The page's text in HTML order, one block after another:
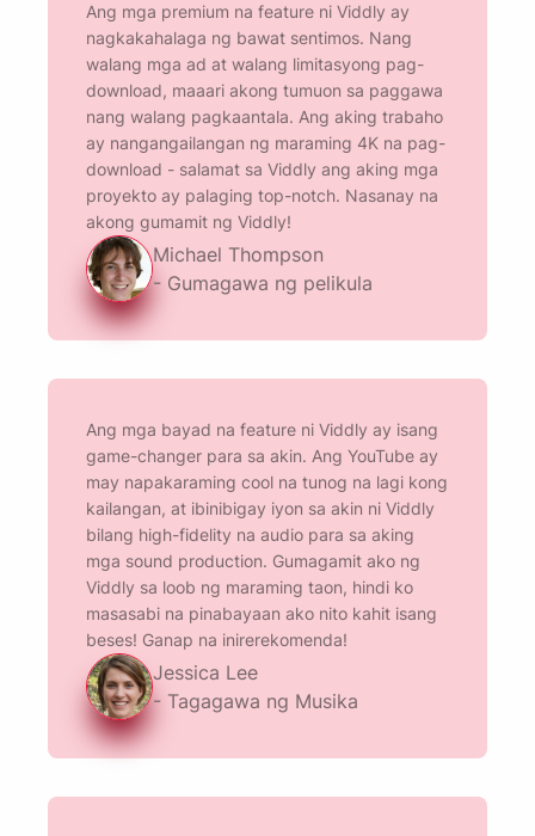
Ang mga premium na feature ni Viddly ay
nagkakahalaga ng bawat sentimos. Nang
walang mga ad at walang limitasyong pag-
download, maaari akong tumuon sa paggawa
nang walang pagkaantala. Ang aking trabaho
ay nangangailangan ng maraming 4K na pag-
download - salamat sa Viddly ang aking mga
proyekto ay palaging top-notch. Nasanay na
akong gumamit ng Viddly!
Michael Thompson
- Gumagawa ng pelikula
Ang mga bayad na feature ni Viddly ay isang
game-changer para sa akin. Ang YouTube ay
may napakaraming cool na tunog na lagi kong
kailangan, at ibinibigay iyon sa akin ni Viddly
bilang high-fidelity na audio para sa aking
mga sound production. Gumagamit ako ng
Viddly sa loob ng maraming taon, hindi ko
masasabi na pinabayaan ako nito kahit isang
beses! Ganap na inirerekomenda!
Jessica Lee
- Tagagawa ng Musika
Paalalahanan mo ako 🔔
Padalhan ang iyong sarili ng paalala na i-
download ang Viddly kapag bumalik ka sa
MacOS o Windows PC.